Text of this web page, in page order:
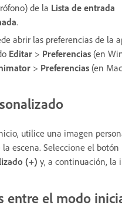
de la Lista de entrada
.
abrir las preferencias de la
Editar > Preferencias (en
> Preferencias (en
utilice una imagen
escena. Seleccione el botón
(+) y, a continuación, la
entre el modo